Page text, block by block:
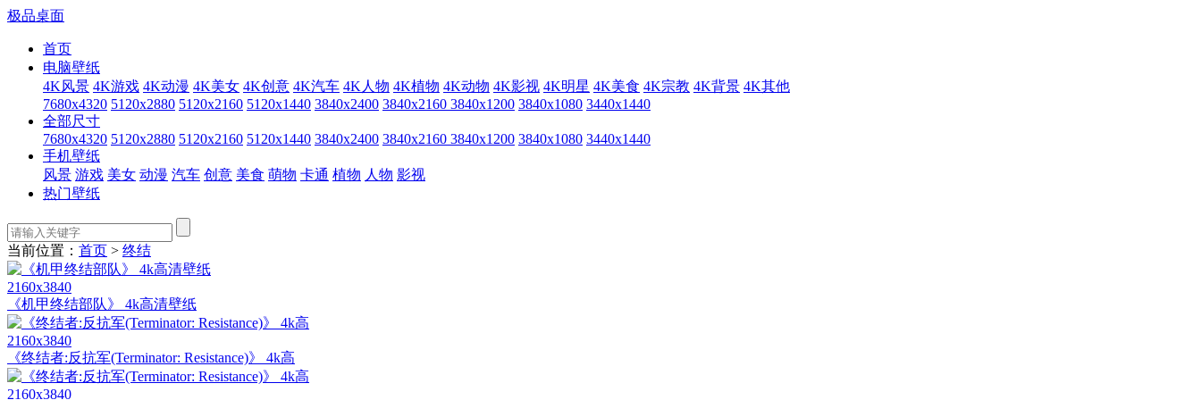
极品桌面
首页
电脑壁纸
4K风景 4K游戏 4K动漫 4K美女 4K创意 4K汽车 4K人物 4K植物 4K动物 4K影视 4K明星 4K美食 4K宗教 4K背景 4K其他
7680x4320 5120x2880 5120x2160 5120x1440 3840x2400 3840x2160 3840x1200 3840x1080 3440x1440
全部尺寸
7680x4320 5120x2880 5120x2160 5120x1440 3840x2400 3840x2160 3840x1200 3840x1080 3440x1440
手机壁纸
风景 游戏 美女 动漫 汽车 创意 美食 萌物 卡通 植物 人物 影视
热门壁纸
当前位置： 首页 > 终结
2160x3840
《机甲终结部队》 4k高清壁纸
2160x3840
《终结者:反抗军(Terminator: Resistance)》 4k高
2160x3840